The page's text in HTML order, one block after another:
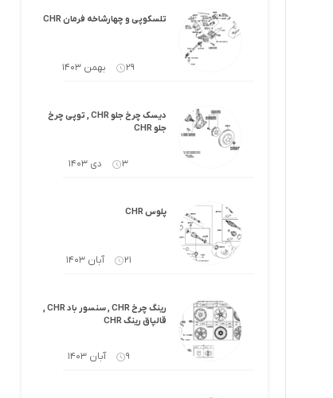
لوازم گیربکس و جلوبندی هایس
لوازم گیربکس و جلوبندی کرولا
لوازم گیربکس و جلوبندی کمری
لوازم گیربکس و جلوبندی پریوس
لوازم گیربکس و جلوبندی فورچونر
تلسکوپی و چهارشاخه فرمان CHR
29 بهمن 1403
دیسک چرخ جلو CHR , توپی چرخ
جلو CHR
3 دی 1403
پلوس CHR
21 آبان 1403
رینگ چرخ CHR , سنسور باد CHR ,
قالپاق رینگ CHR
9 آبان 1403